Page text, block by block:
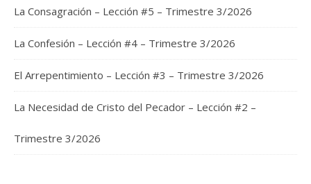
La Consagración – Lección #5 – Trimestre 3/2026
La Confesión – Lección #4 – Trimestre 3/2026
El Arrepentimiento – Lección #3 – Trimestre 3/2026
La Necesidad de Cristo del Pecador – Lección #2 –
Trimestre 3/2026